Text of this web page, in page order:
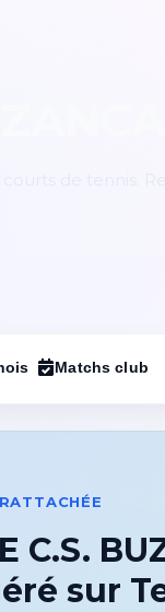
Matchs club
C.S.
sur